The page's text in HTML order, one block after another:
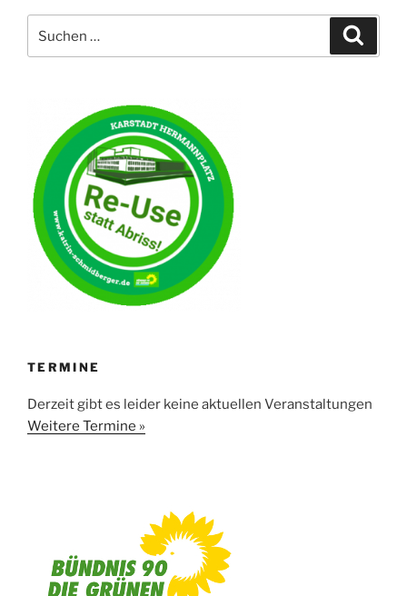
nach:
TERMINE
Derzeit gibt es leider keine aktuellen Veranstaltungen
Weitere Termine »